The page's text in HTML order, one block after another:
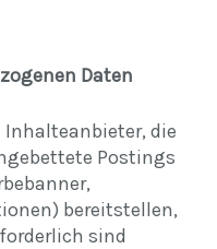
Daten
Inhalteanbieter, die
Postings
bereitstellen,
sind